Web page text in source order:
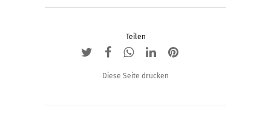
Teilen
Diese Seite drucken